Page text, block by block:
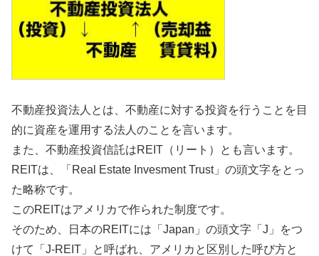
不動産投資法人とは、不動産に対する投資を行うことを目
的に資産を運用する法人のことを言います。
また、不動産投資信託はREIT（リート）とも言います。
REITは、「Real Estate Invesment Trust」の頭文字をとっ
た略称です。
このREITはアメリカで作られた制度です。
そのため、日本のREITには「Japan」の頭文字「J」をつ
けて「J-REIT」と呼ばれ、アメリカと区別した呼び方と